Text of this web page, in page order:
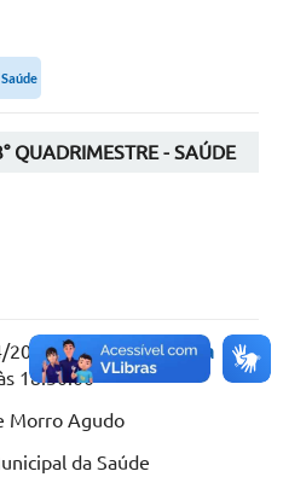
QUADRIMESTRE - SAÚDE
2021 às 23:36:00 Data
18:30:00
Morro Agudo
da Saúde